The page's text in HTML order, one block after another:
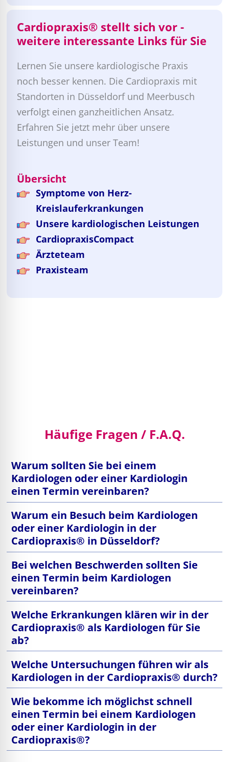
Cardiopraxis® stellt sich vor -
weitere interessante Links für Sie
Lernen Sie unsere kardiologische Praxis
noch besser kennen. Die Cardiopraxis mit
Standorten in Düsseldorf und Meerbusch
verfolgt einen ganzheitlichen Ansatz.
Erfahren Sie jetzt mehr über unsere
Leistungen und unser Team!
Übersicht
Symptome von Herz-
Kreislauferkrankungen
Unsere kardiologischen Leistungen
CardiopraxisCompact
Ärzteteam
Praxisteam
Häufige Fragen / F.A.Q.
Warum sollten Sie bei einem
Kardiologen oder einer Kardiologin
einen Termin vereinbaren?
Warum ein Besuch beim Kardiologen
oder einer Kardiologin in der
Cardiopraxis® in Düsseldorf?
Bei welchen Beschwerden sollten Sie
einen Termin beim Kardiologen
vereinbaren?
Welche Erkrankungen klären wir in der
Cardiopraxis® als Kardiologen für Sie
ab?
Welche Untersuchungen führen wir als
Kardiologen in der Cardiopraxis® durch?
Wie bekomme ich möglichst schnell
einen Termin bei einem Kardiologen
oder einer Kardiologin in der
Cardiopraxis®?